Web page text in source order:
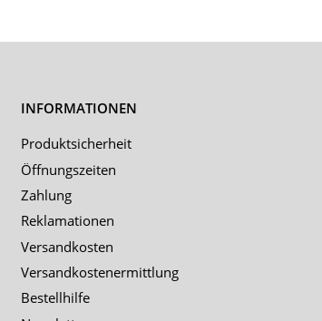
INFORMATIONEN
Produktsicherheit
Öffnungszeiten
Zahlung
Reklamationen
Versandkosten
Versandkostenermittlung
Bestellhilfe